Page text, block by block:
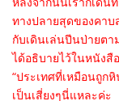
ทางปลายสุดของคาบ
กับเดินเล่นปีนป่ายต
ได้อธิบายไว้ในหนังสื
“ประเทศที่เหมือนถู
เป็นเสี่ยงๆนี่แหละค่ะ